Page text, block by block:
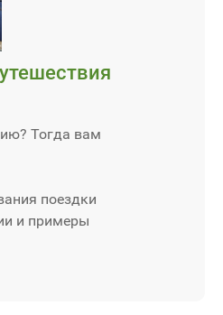
Тогда вам
поездки
и примеры